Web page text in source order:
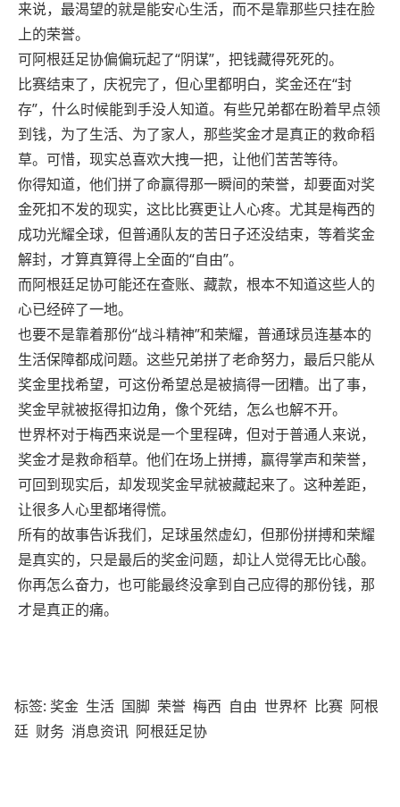
来说，最渴望的就是能安心生活，而不是靠那些只挂在脸
上的荣誉。
可阿根廷足协偏偏玩起了“阴谋”，把钱藏得死死的。
比赛结束了，庆祝完了，但心里都明白，奖金还在“封
存”，什么时候能到手没人知道。有些兄弟都在盼着早点领
到钱，为了生活、为了家人，那些奖金才是真正的救命稻
草。可惜，现实总喜欢大拽一把，让他们苦苦等待。
你得知道，他们拼了命赢得那一瞬间的荣誉，却要面对奖
金死扣不发的现实，这比比赛更让人心疼。尤其是梅西的
成功光耀全球，但普通队友的苦日子还没结束，等着奖金
解封，才算真算得上全面的“自由”。
而阿根廷足协可能还在查账、藏款，根本不知道这些人的
心已经碎了一地。
也要不是靠着那份“战斗精神”和荣耀，普通球员连基本的
生活保障都成问题。这些兄弟拼了老命努力，最后只能从
奖金里找希望，可这份希望总是被搞得一团糟。出了事，
奖金早就被抠得扣边角，像个死结，怎么也解不开。
世界杯对于梅西来说是一个里程碑，但对于普通人来说，
奖金才是救命稻草。他们在场上拼搏，赢得掌声和荣誉，
可回到现实后，却发现奖金早就被藏起来了。这种差距，
让很多人心里都堵得慌。
所有的故事告诉我们，足球虽然虚幻，但那份拼搏和荣耀
是真实的，只是最后的奖金问题，却让人觉得无比心酸。
你再怎么奋力，也可能最终没拿到自己应得的那份钱，那
才是真正的痛。
标签: 奖金 生活 国脚 荣誉 梅西 自由 世界杯 比赛 阿根
廷 财务 消息资讯 阿根廷足协